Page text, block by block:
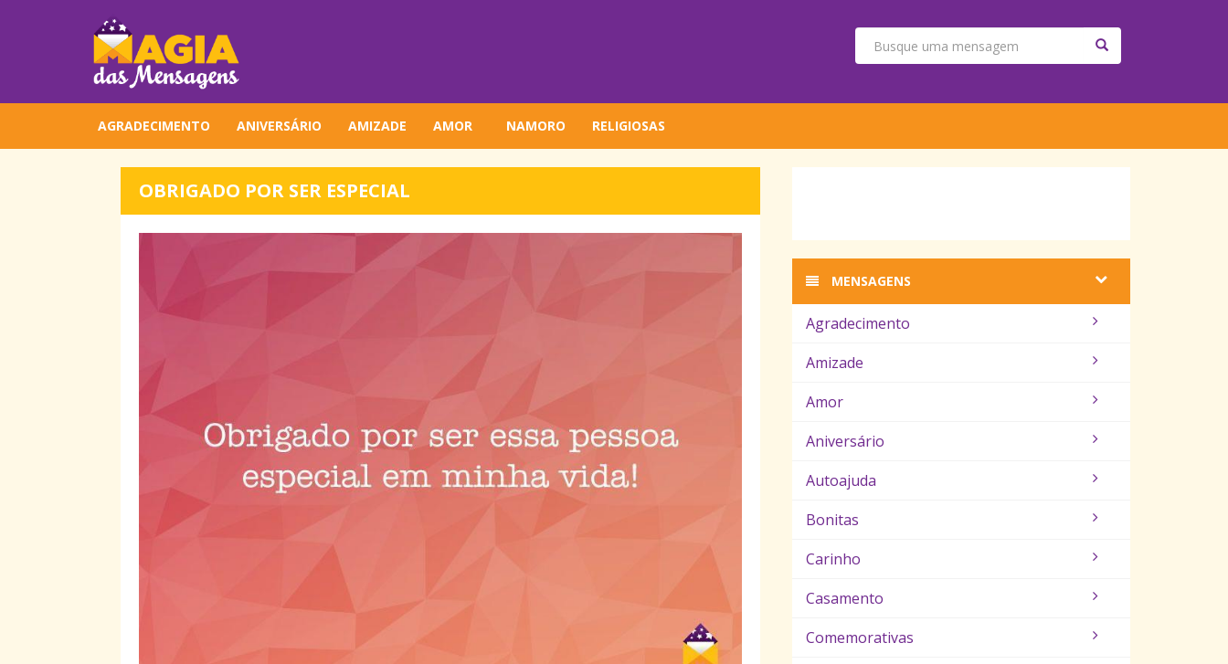
AGRADECIMENTO ANIVERSÁRIO AMIZADE AMOR NAMORO RELIGIOSAS
OBRIGADO POR SER ESPECIAL
MENSAGENS
Agradecimento
Amizade
Amor
Aniversário
Autoajuda
Bonitas
Carinho
Casamento
Comemorativas